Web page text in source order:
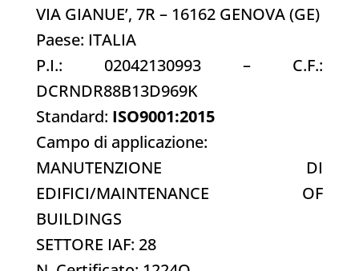
VIA GIANUE’, 7R – 16162 GENOVA (GE)
Paese: ITALIA
P.I.: 02042130993 – C.F.:
DCRNDR88B13D969K
Standard: ISO9001:2015
Campo di applicazione:
MANUTENZIONE DI
EDIFICI/MAINTENANCE OF
BUILDINGS
SETTORE IAF: 28